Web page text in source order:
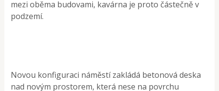
mezi oběma budovami, kavárna je proto částečně v
podzemí.
Novou konfiguraci náměstí zakládá betonová deska
nad novým prostorem, která nese na povrchu